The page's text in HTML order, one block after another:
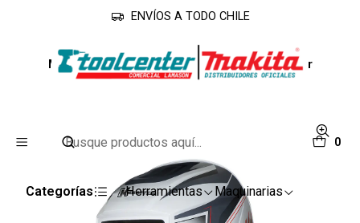
0
Categorías Herramientas Maquinarias
ENVÍOS A TODO CHILE
Inicio Accesorios
Accesorios Maquinarias
Máscara Fotosensible Infinity 950PRO Krafter